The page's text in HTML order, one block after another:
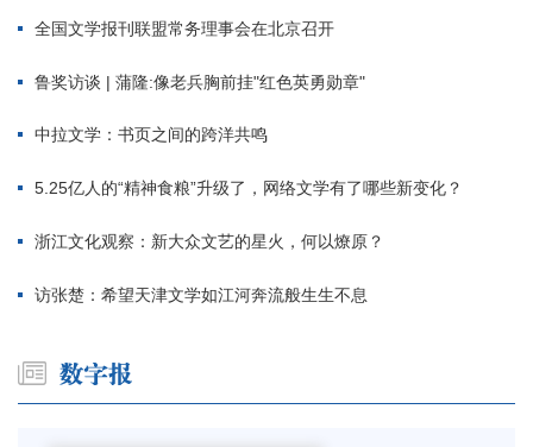
全国文学报刊联盟常务理事会在北京召开
鲁奖访谈 | 蒲隆:像老兵胸前挂"红色英勇勋章"
中拉文学：书页之间的跨洋共鸣
5.25亿人的“精神食粮”升级了，网络文学有了哪些新变化？
浙江文化观察：新大众文艺的星火，何以燎原？
访张楚：希望天津文学如江河奔流般生生不息